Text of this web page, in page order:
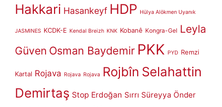
Hakkari Hasankeyf HDP Hülya Alökmen Uyanık
JASMINES KCDK-E Kendal Breizh KNK Kobanê Kongra-Gel Leyla
Güven Osman Baydemir PKK PYD Remzi
Kartal Rojava Rojava Rojava Rojbîn Selahattin
Demirtaş Stop Erdoğan Sırrı Süreyya Önder